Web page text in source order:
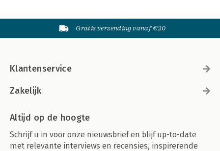
Gratis verzending vanaf €20
Klantenservice
Zakelijk
Altijd op de hoogte
Schrijf u in voor onze nieuwsbrief en blijf up-to-date
met relevante interviews en recensies, inspirerende